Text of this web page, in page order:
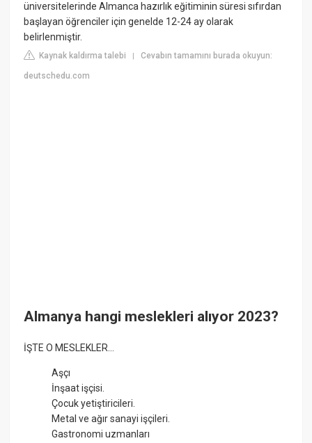
üniversitelerinde Almanca hazırlık eğitiminin süresi sıfırdan
başlayan öğrenciler için genelde 12-24 ay olarak
belirlenmiştir.
Kaynak kaldırma talebi |Cevabın tamamını burada okuyun:
deutschedu.com
Almanya hangi meslekleri alıyor 2023?
İŞTE O MESLEKLER…
Aşçı
İnşaat işçisi.
Çocuk yetiştiricileri.
Metal ve ağır sanayi işçileri.
Gastronomi uzmanları